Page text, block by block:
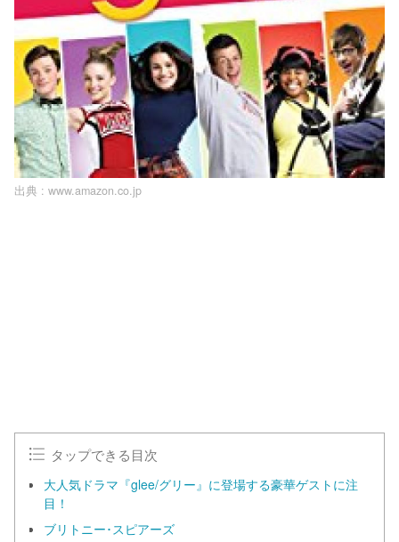
出典 : www.amazon.co.jp
タップできる目次
大人気ドラマ『glee/グリー』に登場する豪華ゲストに注
目！
ブリトニー･スピアーズ